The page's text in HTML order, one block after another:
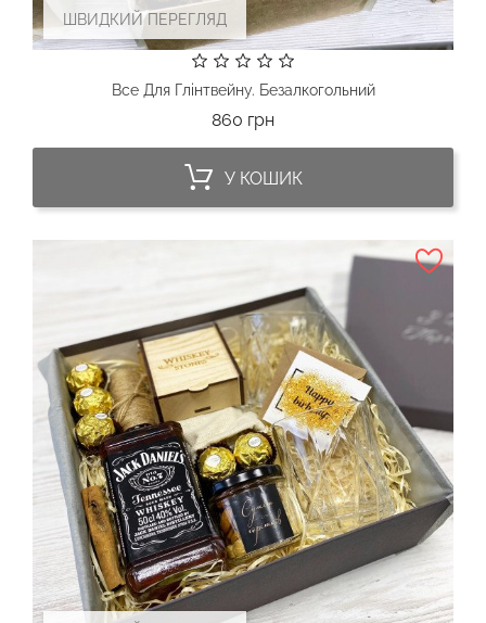
ШВИДКИЙ ПЕРЕГЛЯД
Все Для Глінтвейну. Безалкогольний
860 грнЦіна
У КОШИК